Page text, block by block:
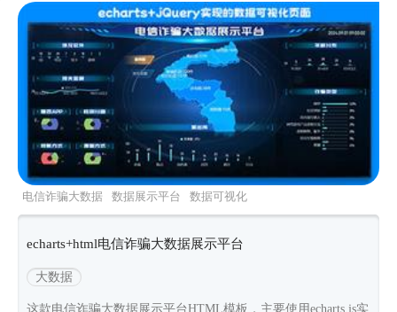
电信诈骗大数据 数据展示平台
数据可视化
echarts大屏
echarts+html电信诈骗大数据展示平台
大数据
这款电信诈骗大数据展示平台HTML模板，主要使用echarts.js实